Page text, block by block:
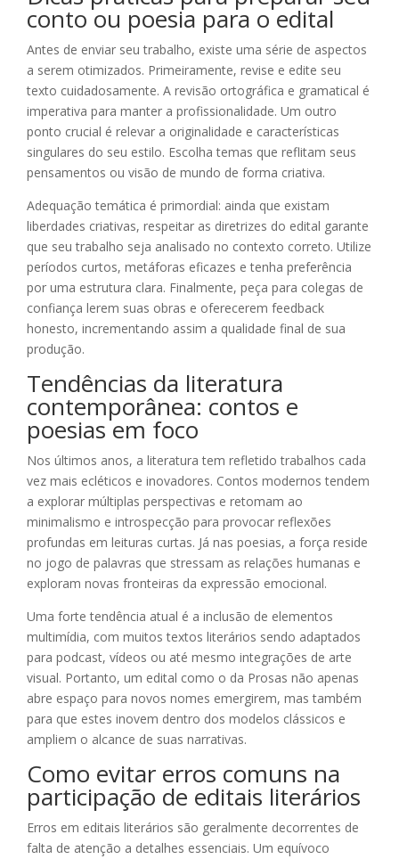
conto ou poesia para o edital
Antes de enviar seu trabalho, existe uma série de aspectos
a serem otimizados. Primeiramente, revise e edite seu
texto cuidadosamente. A revisão ortográfica e gramatical é
imperativa para manter a profissionalidade. Um outro
ponto crucial é relevar a originalidade e características
singulares do seu estilo. Escolha temas que reflitam seus
pensamentos ou visão de mundo de forma criativa.
Adequação temática é primordial: ainda que existam
liberdades criativas, respeitar as diretrizes do edital garante
que seu trabalho seja analisado no contexto correto. Utilize
períodos curtos, metáforas eficazes e tenha preferência
por uma estrutura clara. Finalmente, peça para colegas de
confiança lerem suas obras e oferecerem feedback
honesto, incrementando assim a qualidade final de sua
produção.
Tendências da literatura
contemporânea: contos e
poesias em foco
Nos últimos anos, a literatura tem refletido trabalhos cada
vez mais ecléticos e inovadores. Contos modernos tendem
a explorar múltiplas perspectivas e retomam ao
minimalismo e introspecção para provocar reflexões
profundas em leituras curtas. Já nas poesias, a força reside
no jogo de palavras que stressam as relações humanas e
exploram novas fronteiras da expressão emocional.
Uma forte tendência atual é a inclusão de elementos
multimídia, com muitos textos literários sendo adaptados
para podcast, vídeos ou até mesmo integrações de arte
visual. Portanto, um edital como o da Prosas não apenas
abre espaço para novos nomes emergirem, mas também
para que estes inovem dentro dos modelos clássicos e
ampliem o alcance de suas narrativas.
Como evitar erros comuns na
participação de editais literários
Erros em editais literários são geralmente decorrentes de
falta de atenção a detalhes essenciais. Um equívoco